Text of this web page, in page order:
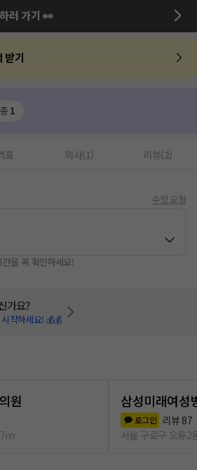
러 가기 👀
받기
1
표 의사(1) 리뷰(2)
수정 요청
을 꼭 확인하세요!
가요?
작하세요! 💰💰
원
삼성미래여성
로그인 리뷰 87
서울 구로구 오류2